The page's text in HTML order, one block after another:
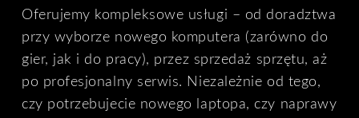
Oferujemy kompleksowe usługi – od doradztwa
przy wyborze nowego komputera (zarówno do
gier, jak i do pracy), przez sprzedaż sprzętu, aż
po profesjonalny serwis. Niezależnie od tego,
czy potrzebujecie nowego laptopa, czy naprawy